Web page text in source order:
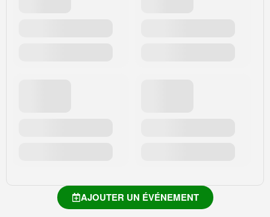
AJOUTER UN ÉVÉNEMENT